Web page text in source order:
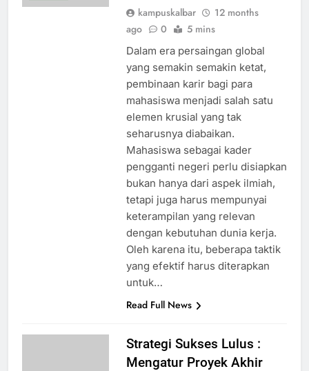
kampuskalbar
12 months
ago
0 5 mins
Dalam era persaingan global
yang semakin semakin ketat,
pembinaan karir bagi para
mahasiswa menjadi salah satu
elemen krusial yang tak
seharusnya diabaikan.
Mahasiswa sebagai kader
pengganti negeri perlu disiapkan
bukan hanya dari aspek ilmiah,
tetapi juga harus mempunyai
keterampilan yang relevan
dengan kebutuhan dunia kerja.
Oleh karena itu, beberapa taktik
yang efektif harus diterapkan
untuk…
Read Full News
Strategi Sukses Lulus :
Mengatur Proyek Akhir